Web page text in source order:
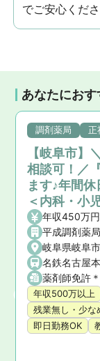
でご安心くださ
あなたにおす
調剤薬局 正
【岐阜市】
相談可！／
ます♪年間
＜内科・小
年収450万
平成調剤薬
岐阜県岐阜市
薬剤師免許
年収500万以上
残業無し・少な
即日勤務OK